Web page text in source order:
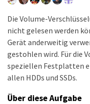
Die Volume-
nicht gelesen werden
Gerät anderweitig
gestohlen wird. Für die
speziellen Festplatten
allen HDDs und SSDs.
Über diese Aufgabe